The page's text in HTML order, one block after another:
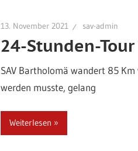
13. November 2021 sav-admin
24-Stunden-
SAV Bartholomä wandert 85
werden musste, gelang
Weiterlesen